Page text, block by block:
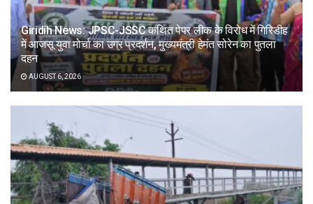
Giridih News: JPSC-JSSC कथित पेपर लीक के विरोध में गिरिडीह
में आजसू युवा मोर्चा का उग्र प्रदर्शन, मुख्यमंत्री हेमंत सोरेन का पुतला
दहन
AUGUST 6, 2026